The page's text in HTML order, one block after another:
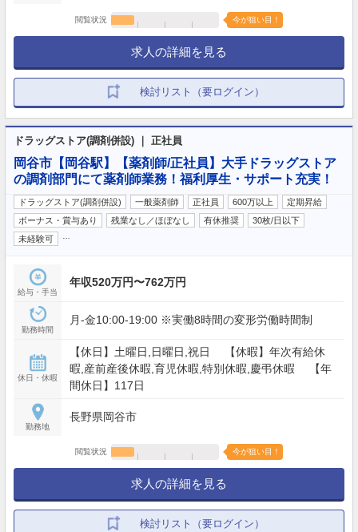
閲覧状況 今が狙い目！
求人の詳細を見る
検討リスト（要ログイン）
ドラッグストア(調剤併設) ｜ 正社員
岡谷市【岡谷駅】【薬剤師/正社員】大手ドラッグストア
の調剤部門にて薬剤師業務！福利厚生・サポート充実！
ドラッグストア(調剤併設) 一般薬剤師 正社員 600万以上
定期昇給
ボーナス・賞与あり
残業なし／ほぼなし 有休推奨
30枚/日以下
未経験可
給与・手当
年収520万円〜762万円
勤務時間
月-金10:00-19:00 ※実働8時間の変形労働時間制
休日・休暇
【休日】土曜日,日曜日,祝日 【休暇】年次有給休
暇,産前産後休暇,育児休暇,特別休暇,慶弔休暇 【年
間休日】117日
勤務地
長野県岡谷市
閲覧状況 今が狙い目！
求人の詳細を見る
検討リスト（要ログイン）